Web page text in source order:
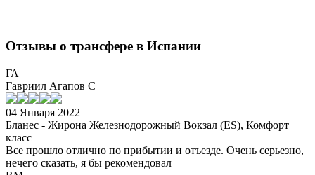
Отзывы о трансфере в Испании
ГА
Гавриил Агапов С
04 Января 2022
Бланес - Жирона Железнодорожный Вокзал (ES), Комфорт
класс
Все прошло отлично по прибытии и отъезде. Очень серьезно,
нечего сказать, я бы рекомендовал